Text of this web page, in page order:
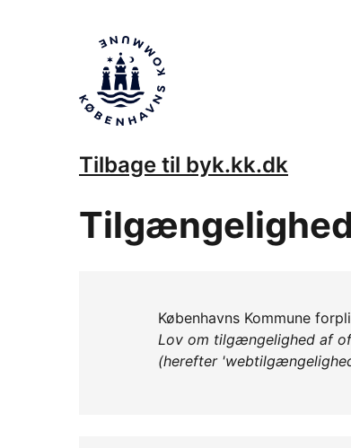
Tilbage til byk.kk.dk
Københavns Kommune
Lov om tilgængelighed af
(herefter